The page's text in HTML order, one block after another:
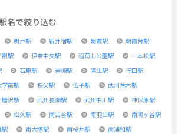
名で絞り込む
明戸駅 新井宿駅 朝霞駅
朝霞台駅
割駅 伊奈中央駅 稲荷山公園駅
一本松駅
石原駅 岩槻駅 蒲生駅
行田駅
学前駅 秩父駅 仏子駅
武州荒木駅
唐沢駅 武州長瀬駅 武州中川駅
神保原駅
松久駅 南古谷駅 南羽生駅
南鳩ヶ谷駅
駅 南大塚駅 南桜井駅
南浦和駅